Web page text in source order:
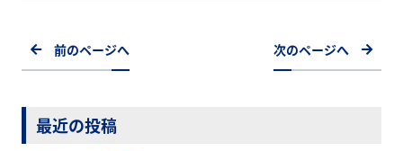
前のページへ 次のページへ
最近の投稿